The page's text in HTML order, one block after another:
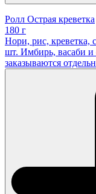
Ролл Острая креветка
180 г
Нори, рис, креветка,
шт. Имбирь, васаби и
заказываются